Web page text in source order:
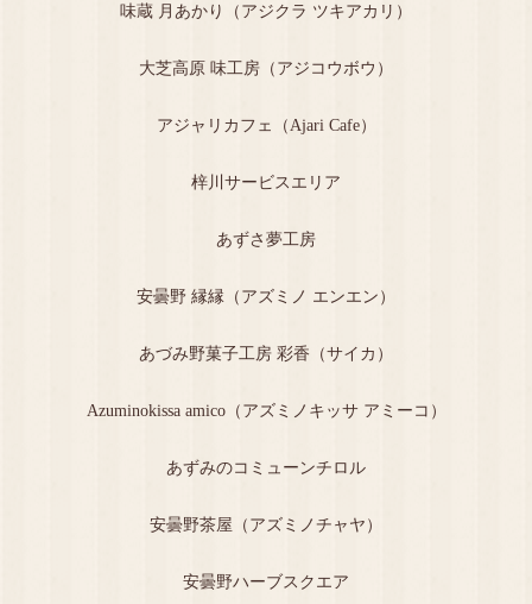
味蔵 月あかり（アジクラ ツキアカリ）
大芝高原 味工房（アジコウボウ）
アジャリカフェ（Ajari Cafe）
梓川サービスエリア
あずさ夢工房
安曇野 縁縁（アズミノ エンエン）
あづみ野菓子工房 彩香（サイカ）
Azuminokissa amico（アズミノキッサ アミーコ）
あずみのコミューンチロル
安曇野茶屋（アズミノチャヤ）
安曇野ハーブスクエア